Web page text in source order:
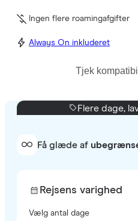
Ingen flere roamingafgifter
Always On inkluderet
Tjek
Flere dage,
Få glæde af
Rejsens varighed
Vælg antal dage